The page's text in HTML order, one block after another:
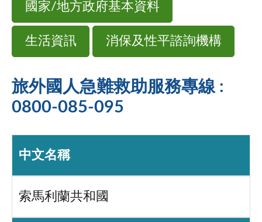
國家/地方政府基本資料
生活資訊 消保及性平諮詢機構
旅外國人急難救助服務專線 :
0800-085-095
中文名稱
索馬利蘭共和國